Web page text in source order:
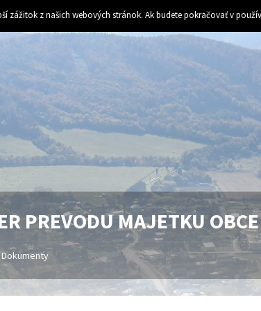
PREVODU MAJETKU OBCE
Dokumenty
zážitok z našich webových stránok. Ak budete pokračovať v